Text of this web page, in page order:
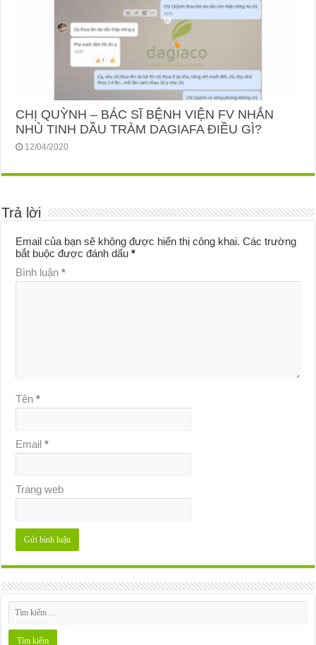
CHỊ QUỲNH – BÁC SĨ BỆNH VIỆN FV NHẮN
NHỦ TINH DẦU TRÀM DAGIAFA ĐIỀU GÌ?
12/04/2020
Trả lời
Email của bạn sẽ không được hiển thị công khai. Các trường
bắt buộc được đánh dấu*
Bình luận*
Tên*
Email*
Trang web